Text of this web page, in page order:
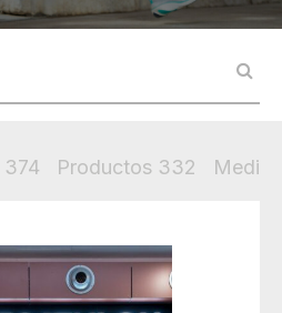
374 Productos 332